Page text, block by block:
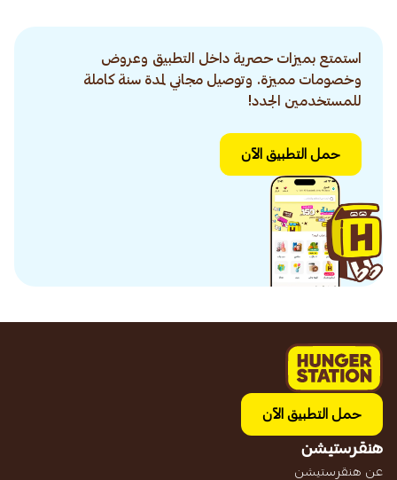
استمتع بميزات حصرية داخل التطبيق وعروض
وخصومات مميزة. وتوصيل مجاني لمدة سنة كاملة
للمستخدمين الجدد!
حمل التطبيق الآن
حمل التطبيق الآن
هنقرستيشن
عن هنقرستيشن